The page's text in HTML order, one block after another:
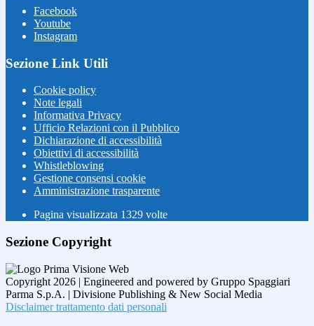
Facebook
Youtube
Instagram
Sezione Link Utili
Cookie policy
Note legali
Informativa Privacy
Ufficio Relazioni con il Pubblico
Dichiarazione di accessibilità
Obiettivi di accessibilità
Whistleblowing
Gestione consensi cookie
Amministrazione trasparente
Pagina visualizzata 1329 volte
Sezione Copyright
Copyright 2026 | Engineered and powered by Gruppo Spaggiari
Parma S.p.A. | Divisione Publishing & New Social Media
Disclaimer trattamento dati personali